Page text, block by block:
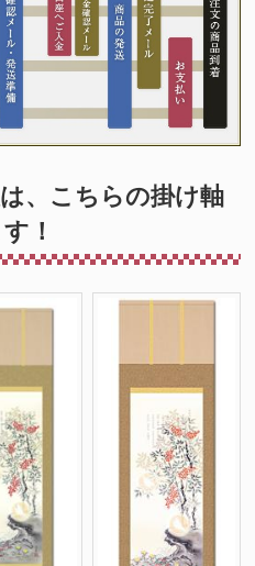
、こちらの掛け軸
！